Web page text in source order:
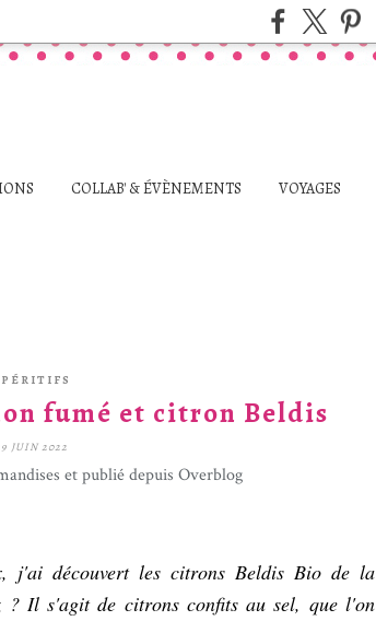
COLLAB' & ÉVÈNEMENTS VOYAGES
fumé et citron Beldis
JUIN 2022
et publié depuis Overblog
j'ai découvert les citrons Beldis Bio de la
? Il s'agit de citrons confits au sel, que l'on